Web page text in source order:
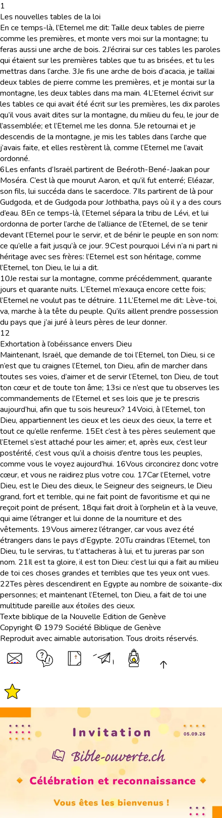
1
Les nouvelles tables de la loi
En ce temps-là, l’Eternel me dit: Taille deux tables de pierre
comme les premières, et monte vers moi sur la montagne; tu
feras aussi une arche de bois. 2J’écrirai sur ces tables les paroles
qui étaient sur les premières tables que tu as brisées, et tu les
mettras dans l’arche. 3Je fis une arche de bois d’acacia, je taillai
deux tables de pierre comme les premières, et je montai sur la
montagne, les deux tables dans ma main. 4L’Eternel écrivit sur
les tables ce qui avait été écrit sur les premières, les dix paroles
qu’il vous avait dites sur la montagne, du milieu du feu, le jour de
l’assemblée; et l’Eternel me les donna. 5Je retournai et je
descendis de la montagne, je mis les tables dans l’arche que
j’avais faite, et elles restèrent là, comme l’Eternel me l’avait
ordonné.
6Les enfants d’Israël partirent de Beéroth-Bené-Jaakan pour
Moséra. C’est là que mourut Aaron, et qu’il fut enterré; Eléazar,
son fils, lui succéda dans le sacerdoce. 7Ils partirent de là pour
Gudgoda, et de Gudgoda pour Jothbatha, pays où il y a des cours
d’eau. 8En ce temps-là, l’Eternel sépara la tribu de Lévi, et lui
ordonna de porter l’arche de l’alliance de l’Eternel, de se tenir
devant l’Eternel pour le servir, et de bénir le peuple en son nom:
ce qu’elle a fait jusqu’à ce jour. 9C’est pourquoi Lévi n’a ni part ni
héritage avec ses frères: l’Eternel est son héritage, comme
l’Eternel, ton Dieu, le lui a dit.
10Je restai sur la montagne, comme précédemment, quarante
jours et quarante nuits. L’Eternel m’exauça encore cette fois;
l’Eternel ne voulut pas te détruire. 11L’Eternel me dit: Lève-toi,
va, marche à la tête du peuple. Qu’ils aillent prendre possession
du pays que j’ai juré à leurs pères de leur donner.
12
Exhortation à l’obéissance envers Dieu
Maintenant, Israël, que demande de toi l’Eternel, ton Dieu, si ce
n’est que tu craignes l’Eternel, ton Dieu, afin de marcher dans
toutes ses voies, d’aimer et de servir l’Eternel, ton Dieu, de tout
ton cœur et de toute ton âme; 13si ce n’est que tu observes les
commandements de l’Eternel et ses lois que je te prescris
aujourd’hui, afin que tu sois heureux? 14Voici, à l’Eternel, ton
Dieu, appartiennent les cieux et les cieux des cieux, la terre et
tout ce qu’elle renferme. 15Et c’est à tes pères seulement que
l’Eternel s’est attaché pour les aimer; et, après eux, c’est leur
postérité, c’est vous qu’il a choisis d’entre tous les peuples,
comme vous le voyez aujourd’hui. 16Vous circoncirez donc votre
cœur, et vous ne raidirez plus votre cou. 17Car l’Eternel, votre
Dieu, est le Dieu des dieux, le Seigneur des seigneurs, le Dieu
grand, fort et terrible, qui ne fait point de favoritisme et qui ne
reçoit point de présent, 18qui fait droit à l’orphelin et à la veuve,
qui aime l’étranger et lui donne de la nourriture et des
vêtements. 19Vous aimerez l’étranger, car vous avez été
étrangers dans le pays d’Egypte. 20Tu craindras l’Eternel, ton
Dieu, tu le serviras, tu t’attacheras à lui, et tu jureras par son
nom. 21Il est ta gloire, il est ton Dieu: c’est lui qui a fait au milieu
de toi ces choses grandes et terribles que tes yeux ont vues.
22Tes pères descendirent en Egypte au nombre de soixante-dix
personnes; et maintenant l’Eternel, ton Dieu, a fait de toi une
multitude pareille aux étoiles des cieux.
Texte biblique de la Nouvelle Edition de Genève
Copyright © 1979 Société Biblique de Genève
Reproduit avec aimable autorisation. Tous droits réservés.